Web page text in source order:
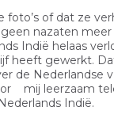
foto’s of dat ze
nazaten
Indië helaas
heeft gewerkt.
de Nederlandse
mij leerzaam
Indië.